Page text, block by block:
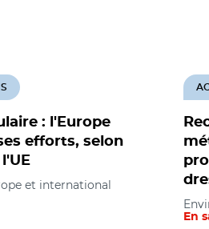
: l'Europe
efforts, selon
et international
En